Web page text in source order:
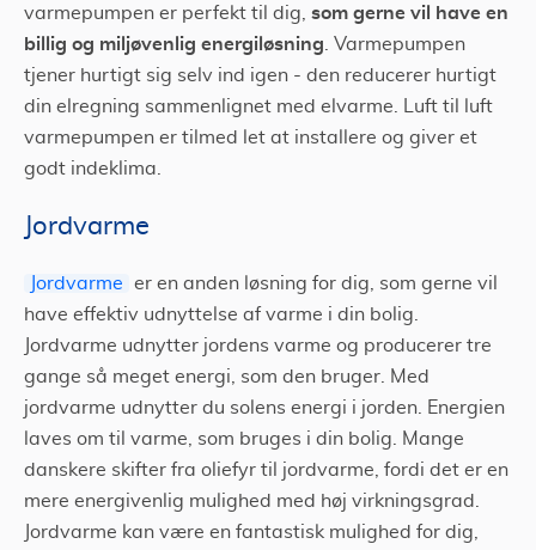
varmepumpen er perfekt til dig, som gerne vil have en
billig og miljøvenlig energiløsning. Varmepumpen
tjener hurtigt sig selv ind igen - den reducerer hurtigt
din elregning sammenlignet med elvarme. Luft til luft
varmepumpen er tilmed let at installere og giver et
godt indeklima.
Jordvarme
Jordvarme
er en anden løsning for dig, som gerne vil
have effektiv udnyttelse af varme i din bolig.
Jordvarme udnytter jordens varme og producerer tre
gange så meget energi, som den bruger. Med
jordvarme udnytter du solens energi i jorden. Energien
laves om til varme, som bruges i din bolig. Mange
danskere skifter fra oliefyr til jordvarme, fordi det er en
mere energivenlig mulighed med høj virkningsgrad.
Jordvarme kan være en fantastisk mulighed for dig,